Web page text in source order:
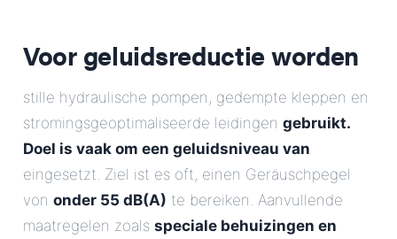
Voor geluidsreductie worden
stille hydraulische pompen, gedempte kleppen en
stromingsgeoptimaliseerde leidingen gebruikt.
Doel is vaak om een geluidsniveau van
eingesetzt. Ziel ist es oft, einen Geräuschpegel
von onder 55 dB(A) te bereiken. Aanvullende
maatregelen zoals speciale behuizingen en